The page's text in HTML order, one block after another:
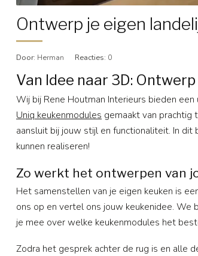
Ontwerp je eigen
Door: Herman Reacties: 0
Van Idee naar 3D:
Wij bij Rene Houtman Interieurs bieden
Uniq keukenmodules gemaakt van prachtig
aansluit bij jouw stijl en functionaliteit. In
kunnen realiseren!
Zo werkt het ontwerpen van
Het samenstellen van je eigen keuken is
ons op en vertel ons jouw keukenidee. We
je mee over welke keukenmodules het
Zodra het gesprek achter de rug is en alle